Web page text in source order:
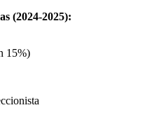
(2024-2025):
15%)